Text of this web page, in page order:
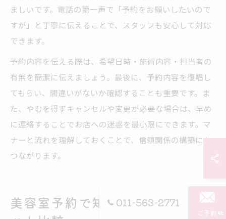
ましいです。電話の第一声で「予約をお願いしたいので
すが」と丁寧に伝えることで、スタッフも安心して対応
できます。
予約内容を伝える際は、希望日時・施術内容・担当者の
有無を簡潔に伝えましょう。最後に、予約内容を復唱し
てもらい、間違いがないか確認することも重要です。ま
た、やむを得ずキャンセルや変更が必要な場合は、早め
に連絡することでお店への迷惑を最小限にできます。マ
ナーと流れを理解しておくことで、信頼関係の構築にも
つながります。
美容室予約で知っておきたいメリ
011-563-2771
ご予約